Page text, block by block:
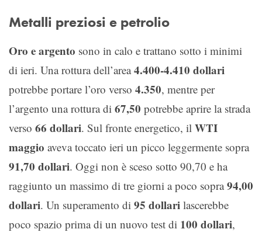
Metalli preziosi e petrolio
Oro e argento sono in calo e trattano sotto i minimi
di ieri. Una rottura dell’area4.400-4.410 dollari
potrebbe portare l’oro verso 4.350, mentre per
l’argento una rottura di 67,50 potrebbe aprire la strada
verso 66 dollari. Sul fronte energetico, il WTI
maggio aveva toccato ieri un picco leggermente sopra
91,70 dollari. Oggi non è sceso sotto 90,70 e ha
raggiunto un massimo di tre giorni a poco sopra94,00
dollari. Un superamento di 95 dollari lascerebbe
poco spazio prima di un nuovo test di 100 dollari,